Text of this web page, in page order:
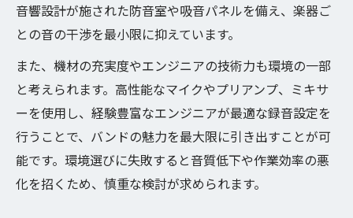
音源を際立たせるバンドレコーディング工
夫集
録音現場で磨かれるバンドレコーディング
力
渋谷でバンドサウンドを表現する最新技術とは
バンドレコーディングに革新をもたらす技
術動向
最新機材を活かすバンドレコーディングの
音響設計が施された防音室や吸音パネルを備え、楽器ご
との音の干渉を最小限に抑えています。
また、機材の充実度やエンジニアの技術力も環境の一部
と考えられます。高性能なマイクやプリアンプ、ミキサ
ーを使用し、経験豊富なエンジニアが最適な録音設定を
行うことで、バンドの魅力を最大限に引き出すことが可
能です。環境選びに失敗すると音質低下や作業効率の悪
化を招くため、慎重な検討が求められます。